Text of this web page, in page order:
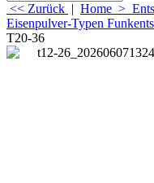
<< Zurück | Home >
Eisenpulver-Typen
T20-36